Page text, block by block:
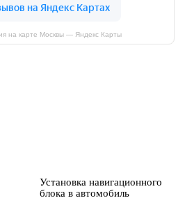
на карте Москвы — Яндекс Карты
Установка навигационного
блока в автомобиль